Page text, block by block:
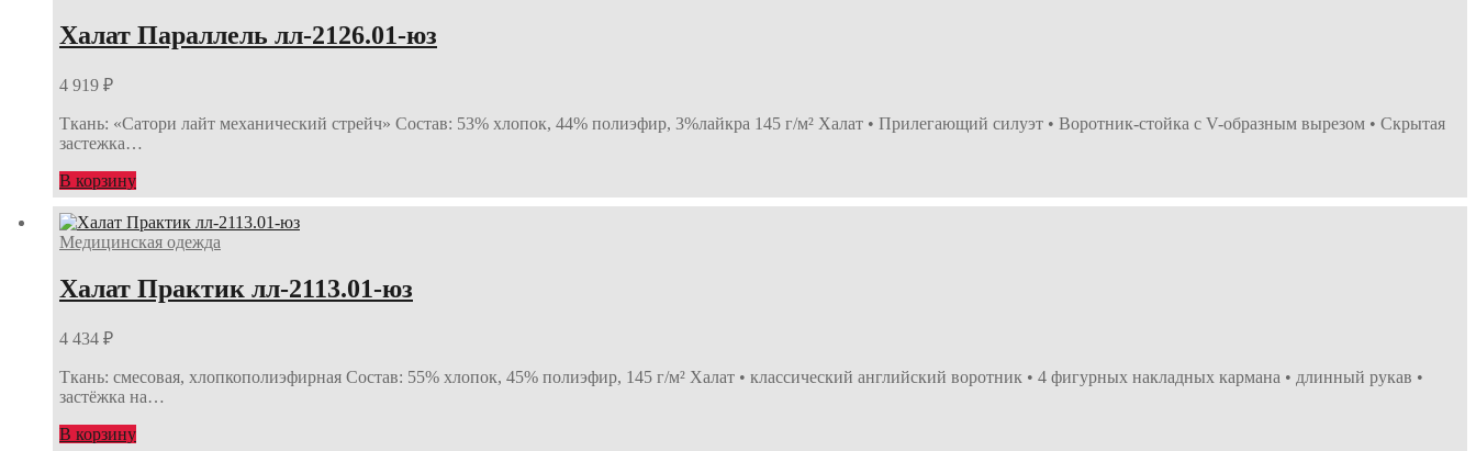
Халат Параллель лл-2126.01-юз
4 919 ₽
Ткань: «Сатори лайт механический стрейч» Состав: 53% хлопок, 44% полиэфир, 3%лайкра 145 г/м² Халат • Прилегающий силуэт • Воротник-стойка с V-образным вырезом • Скрытая
застежка…
В корзину
Медицинская одежда
Халат Практик лл-2113.01-юз
4 434 ₽
Ткань: смесовая, хлопкополиэфирная Состав: 55% хлопок, 45% полиэфир, 145 г/м² Халат • классический английский воротник • 4 фигурных накладных кармана • длинный рукав •
застёжка на…
В корзину